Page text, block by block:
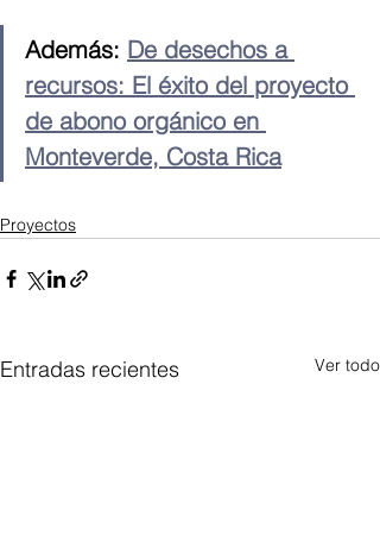
Además: De desechos a
recursos: El éxito del proyecto
de abono orgánico en
Monteverde, Costa Rica
Proyectos
Entradas recientes Ver todo